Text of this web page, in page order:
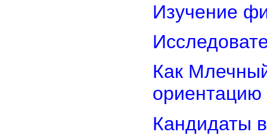
Изучение
Как
ориентацию
Кандидаты